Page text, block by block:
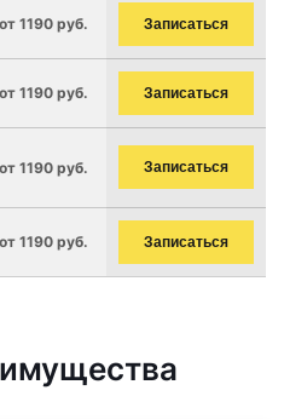
от 1190 руб. Записаться
от 1190 руб. Записаться
от 1190 руб. Записаться
от 1190 руб. Записаться